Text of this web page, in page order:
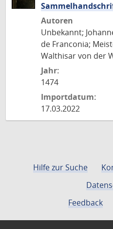
Autoren
Unbekannt;
de Franconia;
Walthisar von der
Jahr:
1474
Importdatum:
17.03.2022
Hilfe zur Suche
Feedback